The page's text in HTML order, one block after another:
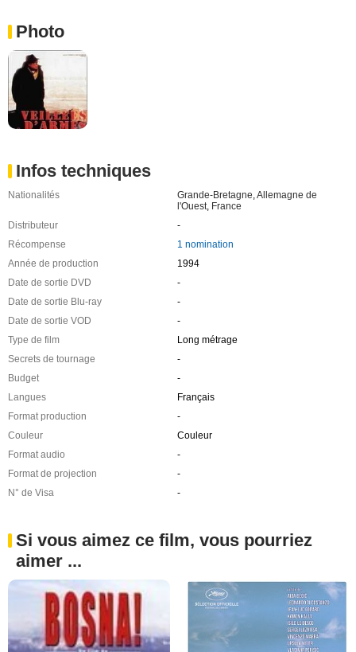
Photo
Infos techniques
Nationalités Grande-Bretagne,Allemagne de
l'Ouest, France
Distributeur
-
Récompense
1 nomination
Année de production
1994
Date de sortie DVD
-
Date de sortie Blu-ray
-
Date de sortie VOD
-
Type de film
Long métrage
Secrets de tournage
-
Budget
-
Langues
Français
Format production
-
Couleur
Couleur
Format audio
-
Format de projection
-
N° de Visa
-
Si vous aimez ce film, vous pourriez
aimer ...